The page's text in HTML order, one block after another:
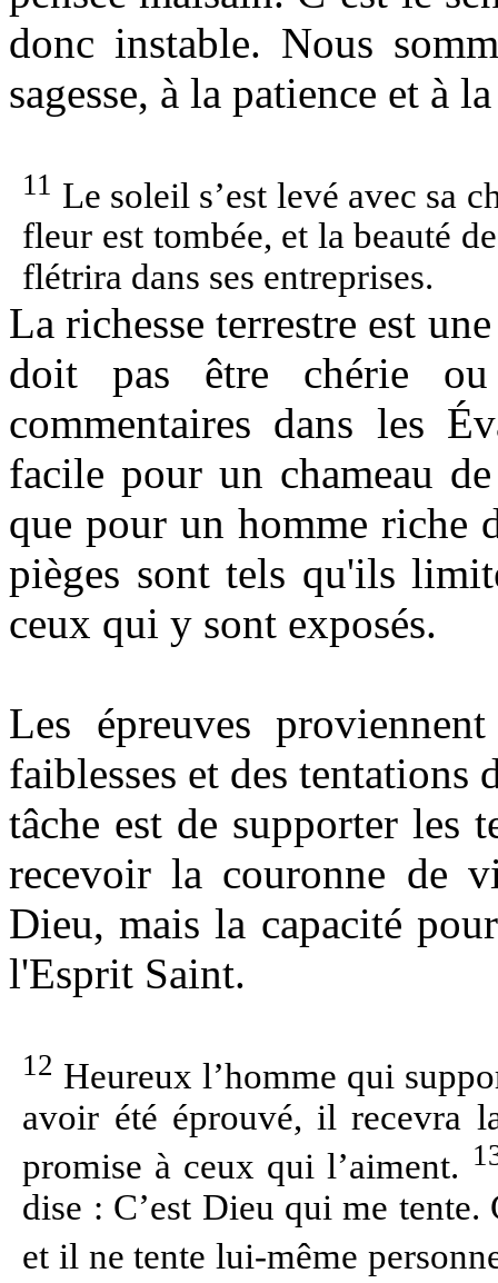
donc instable. Nous
sagesse, à la patience et à
11 Le soleil s’est levé avec sa
fleur est tombée, et la beauté
flétrira dans ses entreprises.
La richesse terrestre est
doit pas être chérie
commentaires dans les
facile pour un chameau
que pour un homme riche
pièges sont tels qu'ils
ceux qui y sont exposés.
Les épreuves
faiblesses et des
tâche est de supporter les
recevoir la couronne de
Dieu, mais la capacité
l'Esprit Saint.
12 Heureux l’homme qui
avoir été éprouvé, il recevra
promise à ceux qui l’aiment.
dise : C’est Dieu qui me
et il ne tente lui-même